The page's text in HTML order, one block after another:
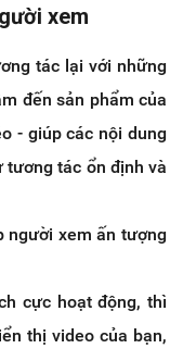
xem
tác lại với những
đến sản phẩm của
- giúp các nội dung
tương tác ổn định và
người xem ấn tượng
cực hoạt động, thì
thị video của bạn,